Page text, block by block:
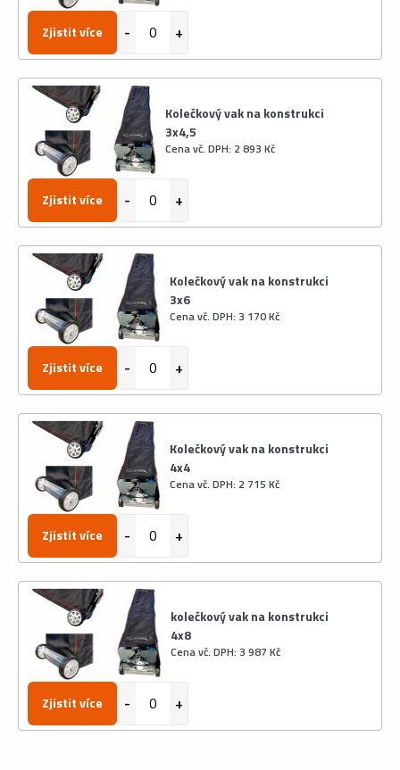
Zjistit více
Kolečkový vak na konstrukci
3x4,5
Cena vč. DPH: 2 893 Kč
Zjistit více
Kolečkový vak na konstrukci
3x6
Cena vč. DPH: 3 170 Kč
Zjistit více
Kolečkový vak na konstrukci
4x4
Cena vč. DPH: 2 715 Kč
Zjistit více
kolečkový vak na konstrukci
4x8
Cena vč. DPH: 3 987 Kč
Zjistit více